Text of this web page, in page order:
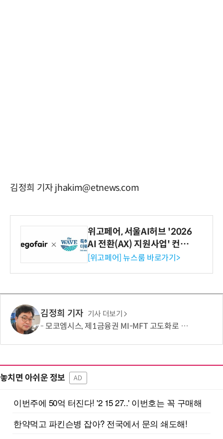
김정희 기자 jhakim@etnews.com
위고페어, 서울AI허브 '2026
AI 전환(AX) 지원사업' 컨소
시엄 선정
[위고페어] 뉴스룸 바로가기>
김정희 기자 기사 더보기
모코엠시스, 제1금융권 MI-MFT 고도화로 대규모 인프라 통합 역량 입증
놓치면 아쉬운 정보 AD